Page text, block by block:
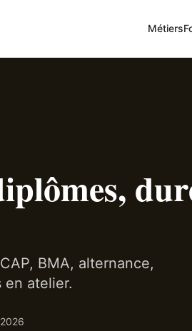
Métiers
BMA, alternance,
en atelier.